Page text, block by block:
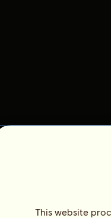
This website